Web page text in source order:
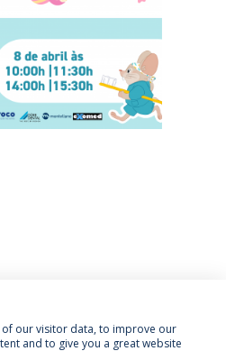
of our visitor data, to improve our
and to give you a great website